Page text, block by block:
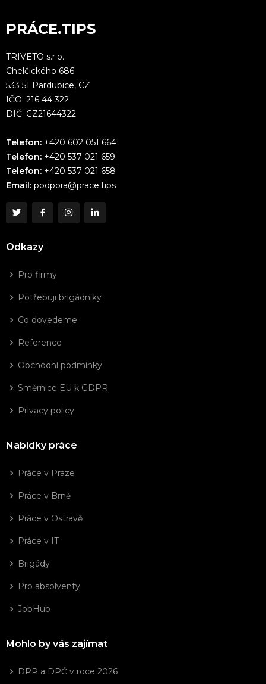
PRÁCE.TIPS
TRIVETO s.r.o.
Chelčického 686
533 51 Pardubice, CZ
IČO: 216 44 322
DIČ: CZ21644322
Telefon: +420 602 051 664
Telefon: +420 537 021 659
Telefon: +420 537 021 658
Email: podpora@prace.tips
Odkazy
Pro firmy
Potřebuji brigádníky
Co dovedeme
Reference
Obchodní podmínky
Směrnice EU k GDPR
Privacy policy
Nabídky práce
Práce v Praze
Práce v Brně
Práce v Ostravě
Práce v IT
Brigády
Pro absolventy
JobHub
Mohlo by vás zajímat
DPP a DPČ v roce 2026